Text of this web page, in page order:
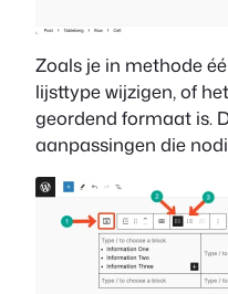
Zoals je in methode
lijsttype wijzigen, of
geordend formaat is.
aanpassingen die